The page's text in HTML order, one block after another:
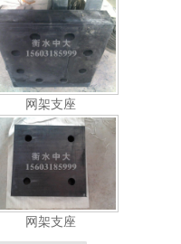
网架支座
网架支座